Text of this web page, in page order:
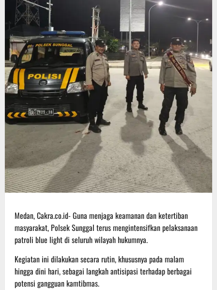
Medan, Cakra.co.id- Guna menjaga keamanan dan ketertiban
masyarakat, Polsek Sunggal terus mengintensifkan pelaksanaan
patroli blue light di seluruh wilayah hukumnya.
Kegiatan ini dilakukan secara rutin, khususnya pada malam
hingga dini hari, sebagai langkah antisipasi terhadap berbagai
potensi gangguan kamtibmas.